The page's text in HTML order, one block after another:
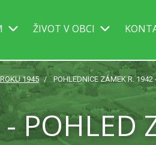
ŽIVOT V OBCI
1945 POHLEDNICE ZÁMEK R. 1942
POHLED